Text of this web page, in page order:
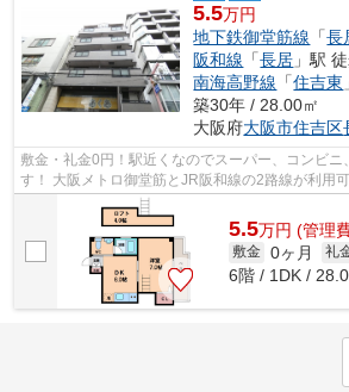
5.5万円
地下鉄御堂筋線 「長
阪和線 「長居 」駅
南海高野線 「住吉東
築30年 / 28.00㎡
大阪府大阪市住吉区
敷金・礼金0円！駅近くなのでスーパー、コンビニ
す！ 大阪メトロ御堂筋とJR阪和線の2路線が利用可能！大変便利な立地で
す！ ■□■□■□■□■□■□■□■□■□■□■□■□■□■□■□■...
5.5万円 (管理
敷金 0ヶ月 礼
6階 / 1DK /